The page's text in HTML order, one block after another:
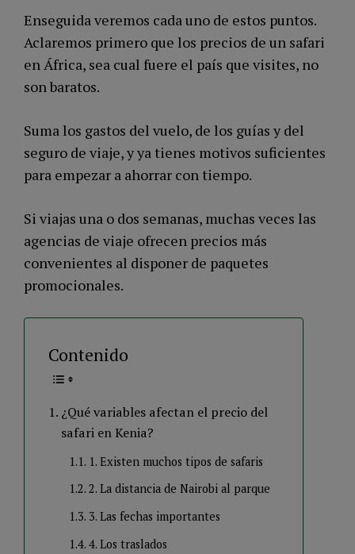
Enseguida veremos cada uno de estos puntos.
Aclaremos primero que los precios de un safari
en África, sea cual fuere el país que visites, no
son baratos.
Suma los gastos del vuelo, de los guías y del
seguro de viaje, y ya tienes motivos suficientes
para empezar a ahorrar con tiempo.
Si viajas una o dos semanas, muchas veces las
agencias de viaje ofrecen precios más
convenientes al disponer de paquetes
promocionales.
Contenido
¿Qué variables afectan el precio del
safari en Kenia?
1. Existen muchos tipos de safaris
2. La distancia de Nairobi al parque
3. Las fechas importantes
4. Los traslados